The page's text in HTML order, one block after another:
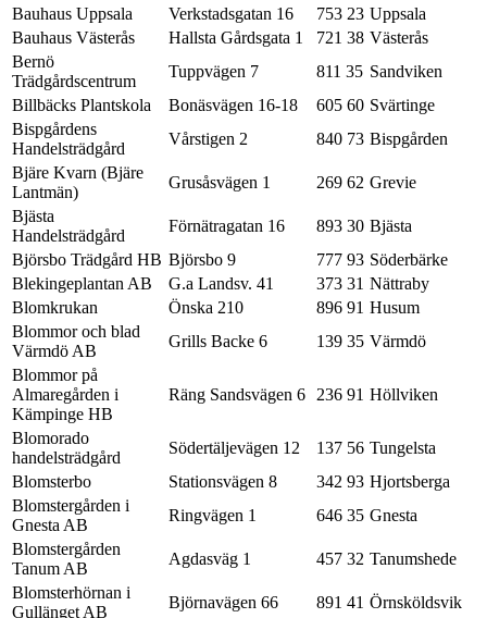
Bauhaus Uppsala
Verkstadsgatan 16 753 23 Uppsala
Bauhaus Västerås
Hallsta Gårdsgata 1 721 38 Västerås
Bernö
Trädgårdscentrum
Tuppvägen 7 811 35 Sandviken
Billbäcks Plantskola
Bonäsvägen 16-18 605 60 Svärtinge
Bispgårdens
Handelsträdgård
Vårstigen 2 840 73 Bispgården
Bjäre Kvarn (Bjäre
Lantmän)
Grusåsvägen 1 269 62 Grevie
Bjästa
Handelsträdgård
Förnätragatan 16 893 30 Bjästa
Björsbo Trädgård HB Björsbo 9 777 93 Söderbärke
Blekingeplantan AB
G.a Landsv. 41 373 31 Nättraby
Blomkrukan
Önska 210 896 91 Husum
Blommor och blad
Värmdö AB
Grills Backe 6 139 35 Värmdö
Blommor på
Almaregården i
Kämpinge HB
Räng Sandsvägen 6 236 91 Höllviken
Blomorado
handelsträdgård
Södertäljevägen 12 137 56 Tungelsta
Blomsterbo
Stationsvägen 8 342 93 Hjortsberga
Blomstergården i
Gnesta AB
Ringvägen 1 646 35 Gnesta
Blomstergården
Tanum AB
Agdasväg 1 457 32 Tanumshede
Blomsterhörnan i
Gullänget AB
Björnavägen 66 891 41 Örnsköldsvik